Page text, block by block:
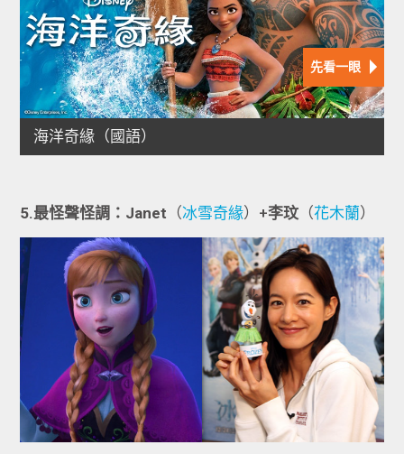
5.最怪聲怪調：Janet （冰雪奇緣）+李玟 （花木蘭）